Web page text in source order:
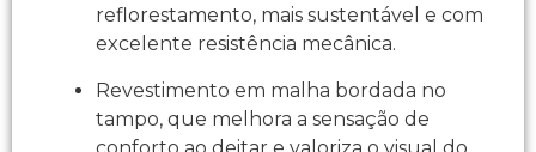
reflorestamento, mais sustentável e com
excelente resistência mecânica.​
Revestimento em malha bordada no
tampo, que melhora a sensação de
conforto ao deitar e valoriza o visual do